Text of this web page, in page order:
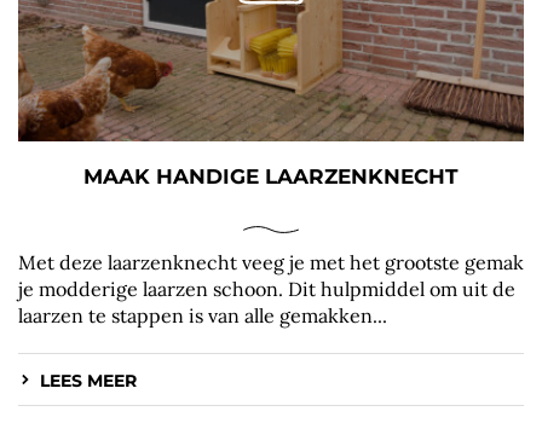
MAAK HANDIGE LAARZENKNECHT
Met deze laarzenknecht veeg je met het grootste gemak
je modderige laarzen schoon. Dit hulpmiddel om uit de
laarzen te stappen is van alle gemakken...
LEES MEER